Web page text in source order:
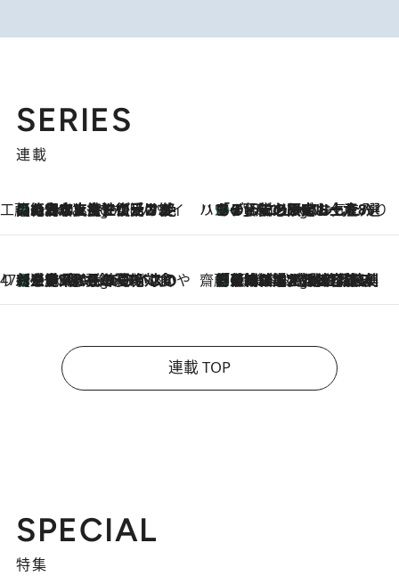
SERIES
連載
工藤まやのおもてなしハワイ
4 Hours Ago
【ハワイ土産】ローカルの絶大な支持で復活！ 絶品の幻クッキー《元ファンの日本人女性が受け継いだ名店》 ハワイ賢者 リサのお気に入りリスト4 Hours Ago
あの伝説の限定トートも！ リニューアルした「ディーン＆デルーカ ハワイ」で必須のお土産8選
47都道府県の手みやげ ひんやりスイーツで夏を満喫
4 Hours Ago
【三重県】この夏絶対食べたい 冷やしておいしいおやつ3選 お餅×アイスの新感覚スイーツ 齋藤 薫 美容脳ルネサンス
4 Hours Ago
「荷物が増えるほど旅ストレスは増す」美容ジャーナリストがたどり着いた最終結論。“化粧品を劇的に減らす”感動の凝縮美容とは
連載 TOP
SPECIAL
特集